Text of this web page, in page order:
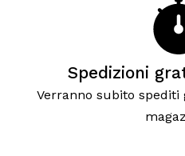
Spedizioni
Verranno subito